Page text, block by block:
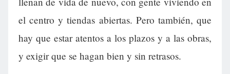
el centro y tiendas abiertas. Pero también, que
hay que estar atentos a los plazos y a las obras,
y exigir que se hagan bien y sin retrasos.